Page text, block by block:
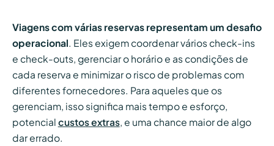
Viagens com várias reservas representam um desafio
operacional. Eles exigem coordenar vários check-ins
e check-outs, gerenciar o horário e as condições de
cada reserva e minimizar o risco de problemas com
diferentes fornecedores. Para aqueles que os
gerenciam, isso significa mais tempo e esforço,
potencial custos extras, e uma chance maior de algo
dar errado.